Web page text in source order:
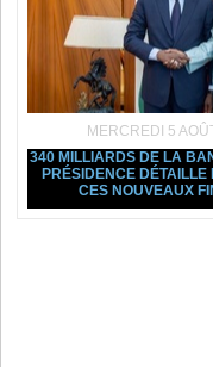
MERCREDI 5
340 MILLIARDS DE LA
PRÉSIDENCE
CES NOUVEAUX